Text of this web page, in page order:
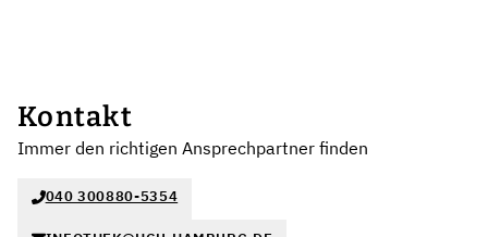
Kontakt
Immer den richtigen Ansprechpartner finden
040 300880-5354